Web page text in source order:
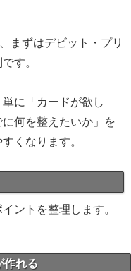
まずはデビット・プリ
す。
に「カードが欲し
何を整えたいか」を
くなります。
ントを整理します。
作れる